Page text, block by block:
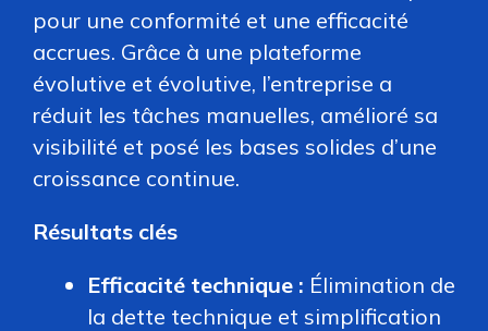
pour une conformité et une efficacité
accrues. Grâce à une plateforme
évolutive et évolutive, l’entreprise a
réduit les tâches manuelles, amélioré sa
visibilité et posé les bases solides d’une
croissance continue.
Résultats clés
Efficacité technique : Élimination de
la dette technique et simplification